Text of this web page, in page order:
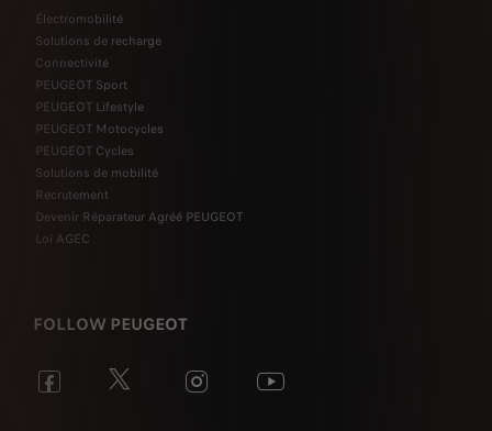
Électromobilité
Solutions de recharge
Connectivité
PEUGEOT Sport
PEUGEOT Lifestyle
PEUGEOT Motocycles
PEUGEOT Cycles
Solutions de mobilité
Recrutement
Devenir Réparateur Agréé PEUGEOT
Loi AGEC
FOLLOW PEUGEOT